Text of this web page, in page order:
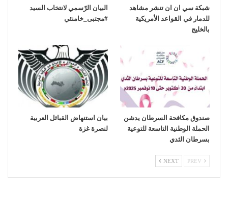
شبكة سي ان ان تنشر مشاهد
للدمار في القواعد الأمريكية
بالخليج
‏البيان الرّسمي لانتخاب السيد
صندوق مكافحة السرطان يدشن
الحملة الوطنية التاسعة للتوعية
بسرطان الثدي
بيان استنهاض القبائل العربية
لنصرة غزة
NEXT